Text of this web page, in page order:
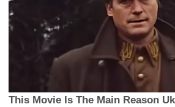
This Movie Is The Main Reason